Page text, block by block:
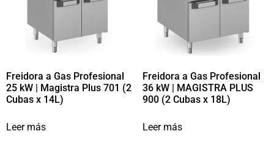
Freidora a Gas Profesional
25 kW | Magistra Plus 701 (2
Cubas x 14L)
Leer más
Freidora a Gas Profesional
36 kW | MAGISTRA PLUS
900 (2 Cubas x 18L)
Leer más